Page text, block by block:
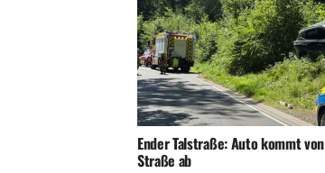
Ender Talstraße: Auto kommt von
Straße ab